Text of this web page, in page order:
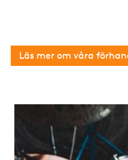
Läs mer om våra